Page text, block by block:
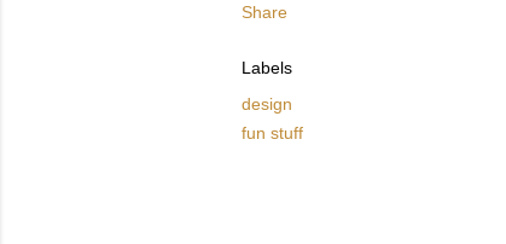
Share
Labels
design
fun stuff